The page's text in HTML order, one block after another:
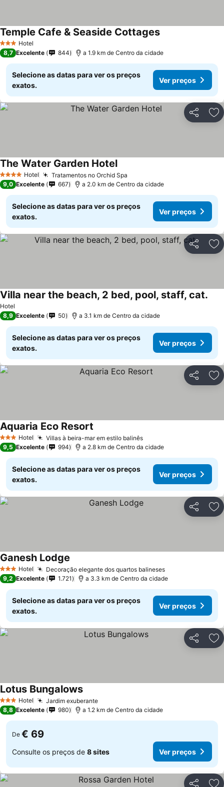
3 EstrelasHotel
Temple Cafe & Seaside Cottages
8,7 Excelente 844 a 1.9 km de Centro da cidade
Selecione as datas para ver os preços
exatos.
Ver preços
Partilhar
4 EstrelasHotel Tratamentos no Orchid Spa
The Water Garden Hotel
9,0 Excelente 667 a 2.0 km de Centro da cidade
Selecione as datas para ver os preços
exatos.
Ver preços
Partilhar
Hotel
Villa near the beach, 2 bed, pool, staff, cat.
8,9 Excelente 50 a 3.1 km de Centro da cidade
Selecione as datas para ver os preços
exatos.
Ver preços
Partilhar
3 EstrelasHotel Villas à beira-mar em estilo balinês
Aquaria Eco Resort
9,5 Excelente 994 a 2.8 km de Centro da cidade
Selecione as datas para ver os preços
exatos.
Ver preços
Partilhar
3 EstrelasHotel Decoração elegante dos quartos balineses
Ganesh Lodge
9,2 Excelente 1.721 a 3.3 km de Centro da cidade
Selecione as datas para ver os preços
exatos.
Ver preços
Partilhar
3 EstrelasHotel Jardim exuberante
Lotus Bungalows
8,8 Excelente 980 a 1.2 km de Centro da cidade
De € 69
Consulte os preços de 8 sites Ver preços